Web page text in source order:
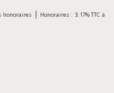
honoraires| Honoraires : 3.17% TTC à